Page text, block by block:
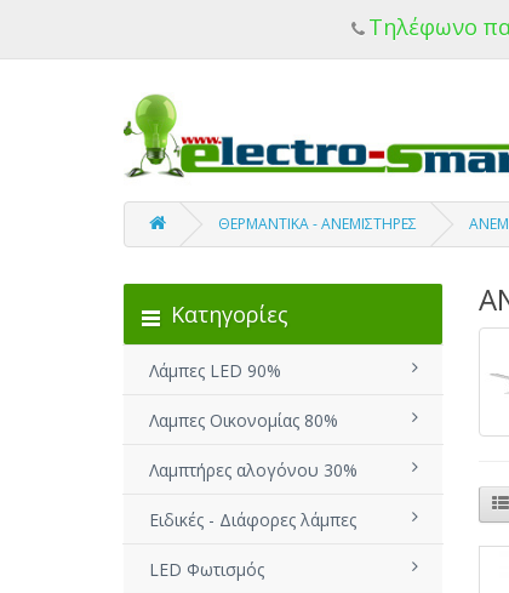
Τηλέφωνο
ΘΕΡΜΑΝΤΙΚΑ - ΑΝΕΜΙΣΤΗΡΕΣ
Κατηγορίες
Λάμπες LED 90%
Λαμπες Οικονομίας 80%
Λαμπτήρες αλογόνου 30%
Ειδικές - Διάφορες λάμπες
LED Φωτισμός